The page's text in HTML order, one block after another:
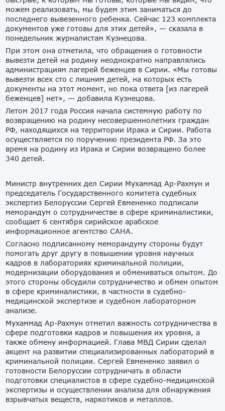
можем реализовать, мы будем этим заниматься до
последнего вывезенного ребенка. Сейчас 123 комплекта
документов уже готовы для этих детей», — сказала в
понедельник журналистам Кузнецова.
При этом она отметила, что обращения о готовности
вывезти детей на родину неоднократно направлялись
администрациям лагерей беженцев в Сирии. «Мы готовы
вывезти всех сто с лишним детей, на которых есть
документы на этот момент, но пока ответа [из лагерей
беженцев] нет», — добавила Кузнецова.
Летом 2017 года Россия начала системную работу по
возвращению на родину несовершеннолетних граждан
РФ, находящихся на территории Ирака и Сирии. Работа
осуществляется по поручению президента РФ. За это
время на родину из Ирака и Сирии возвращено более
340 детей.
Министр внутренних дел Сирии Мухаммад Ар-Рахмун и
председатель Государственного комитета судебных
экспертиз Белоруссии Сергей Евмененко подписали
меморандум о сотрудничестве в сфере криминалистики,
сообщает 6 сентября сирийское арабское
информационное агентство САНА.
Согласно подписанному меморандуму стороны будут
помогать друг другу в повышении уровня научных
кадров в лабораториях криминальной полиции,
модернизации оборудования и обмениваться опытом. До
этого стороны обсудили сотрудничество и обмен опытом
в сфере криминалистики, в частности в судебно-
медицинской экспертизе и судебном лабораторном
анализе.
Мухаммад Ар-Рахмун отметил важность сотрудничества в
сфере подготовки кадров и повышения их уровня, а
также обмену информацией. Глава МВД Сирии сделал
акцент на развитии специализированных лабораторий в
криминальной полиции. Сергей Евмененко заявил о
готовности Белоруссии сотрудничать в области
подготовки специалистов в сфере судебно-медицинской
экспертизы и осуществлении анализа для обнаружения
взрывчатых веществ, наркотиков и металлов.